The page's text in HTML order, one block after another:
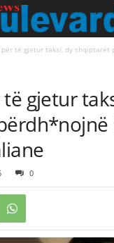
për të gjetur taksi, dy shqiptarët
gjetur
0